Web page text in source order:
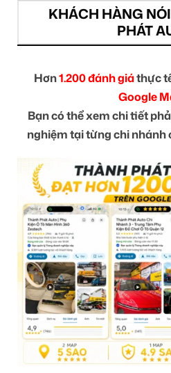
KHÁCH HÀNG
PHÁT
Hơn1.200 đánh giáthực
Google
Bạn có thể xem chi tiết
nghiệm tại từng chi nhánh